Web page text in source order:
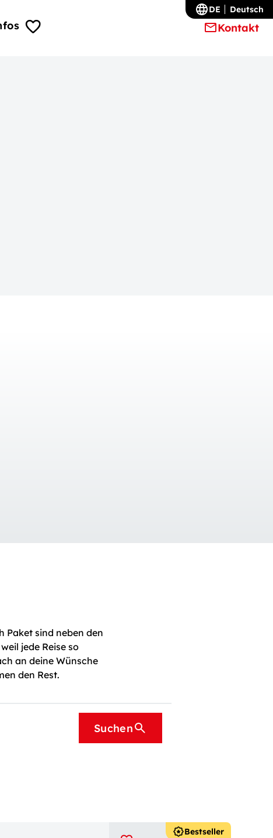
Kontakt
DE Deutsch
Paket sind neben den
jede Reise so
an deine Wünsche
den Rest.
Suchen
Bestseller